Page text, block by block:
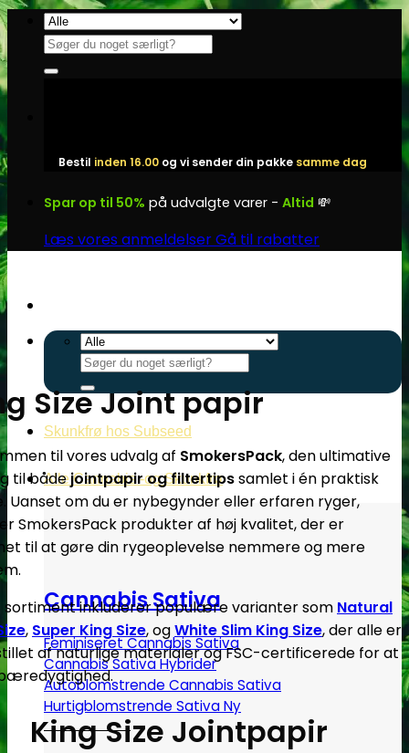
Fortsæt
indhold
Søg
efter:
Bestil inden 16.00 og vi sender din pakke samme dag
Spar op til 50% på udvalgte varer - Altid 💸
Læs vores anmeldelserGå til rabatter
Søg
efter:
Skunkfrø hos Subseed
Alle Cannabis -og Skunkfrø
Cannabis Sativa
Feminiseret Cannabis Sativa
Cannabis Sativa Hybrider
Autoblomstrende Cannabis Sativa
Hurtigblomstrende Sativa
Size Joint papir
til vores udvalg af SmokersPack, den ultimative
til bådejointpapir og filtertipssamlet i én praktisk
Uanset om du er nybegynder eller erfaren ryger,
SmokersPack produkter af høj kvalitet, der er
til at gøre din rygeoplevelse nemmere og mere
sortiment inkluderer populære varianter som Natural
, Super King Size, ogWhite Slim King Size, der alle er
af naturlige materialer og FSC-certificerede for at
King Size Jointpapir